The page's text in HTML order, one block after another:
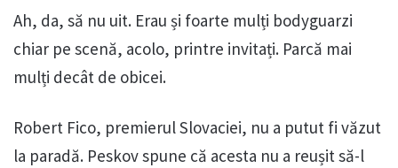
Ah, da, să nu uit. Erau și foarte mulți bodyguarzi
chiar pe scenă, acolo, printre invitați. Parcă mai
mulți decât de obicei.
Robert Fico, premierul Slovaciei, nu a putut fi văzut
la paradă. Peskov spune că acesta nu a reușit să-l